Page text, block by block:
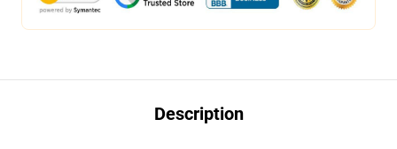
Description